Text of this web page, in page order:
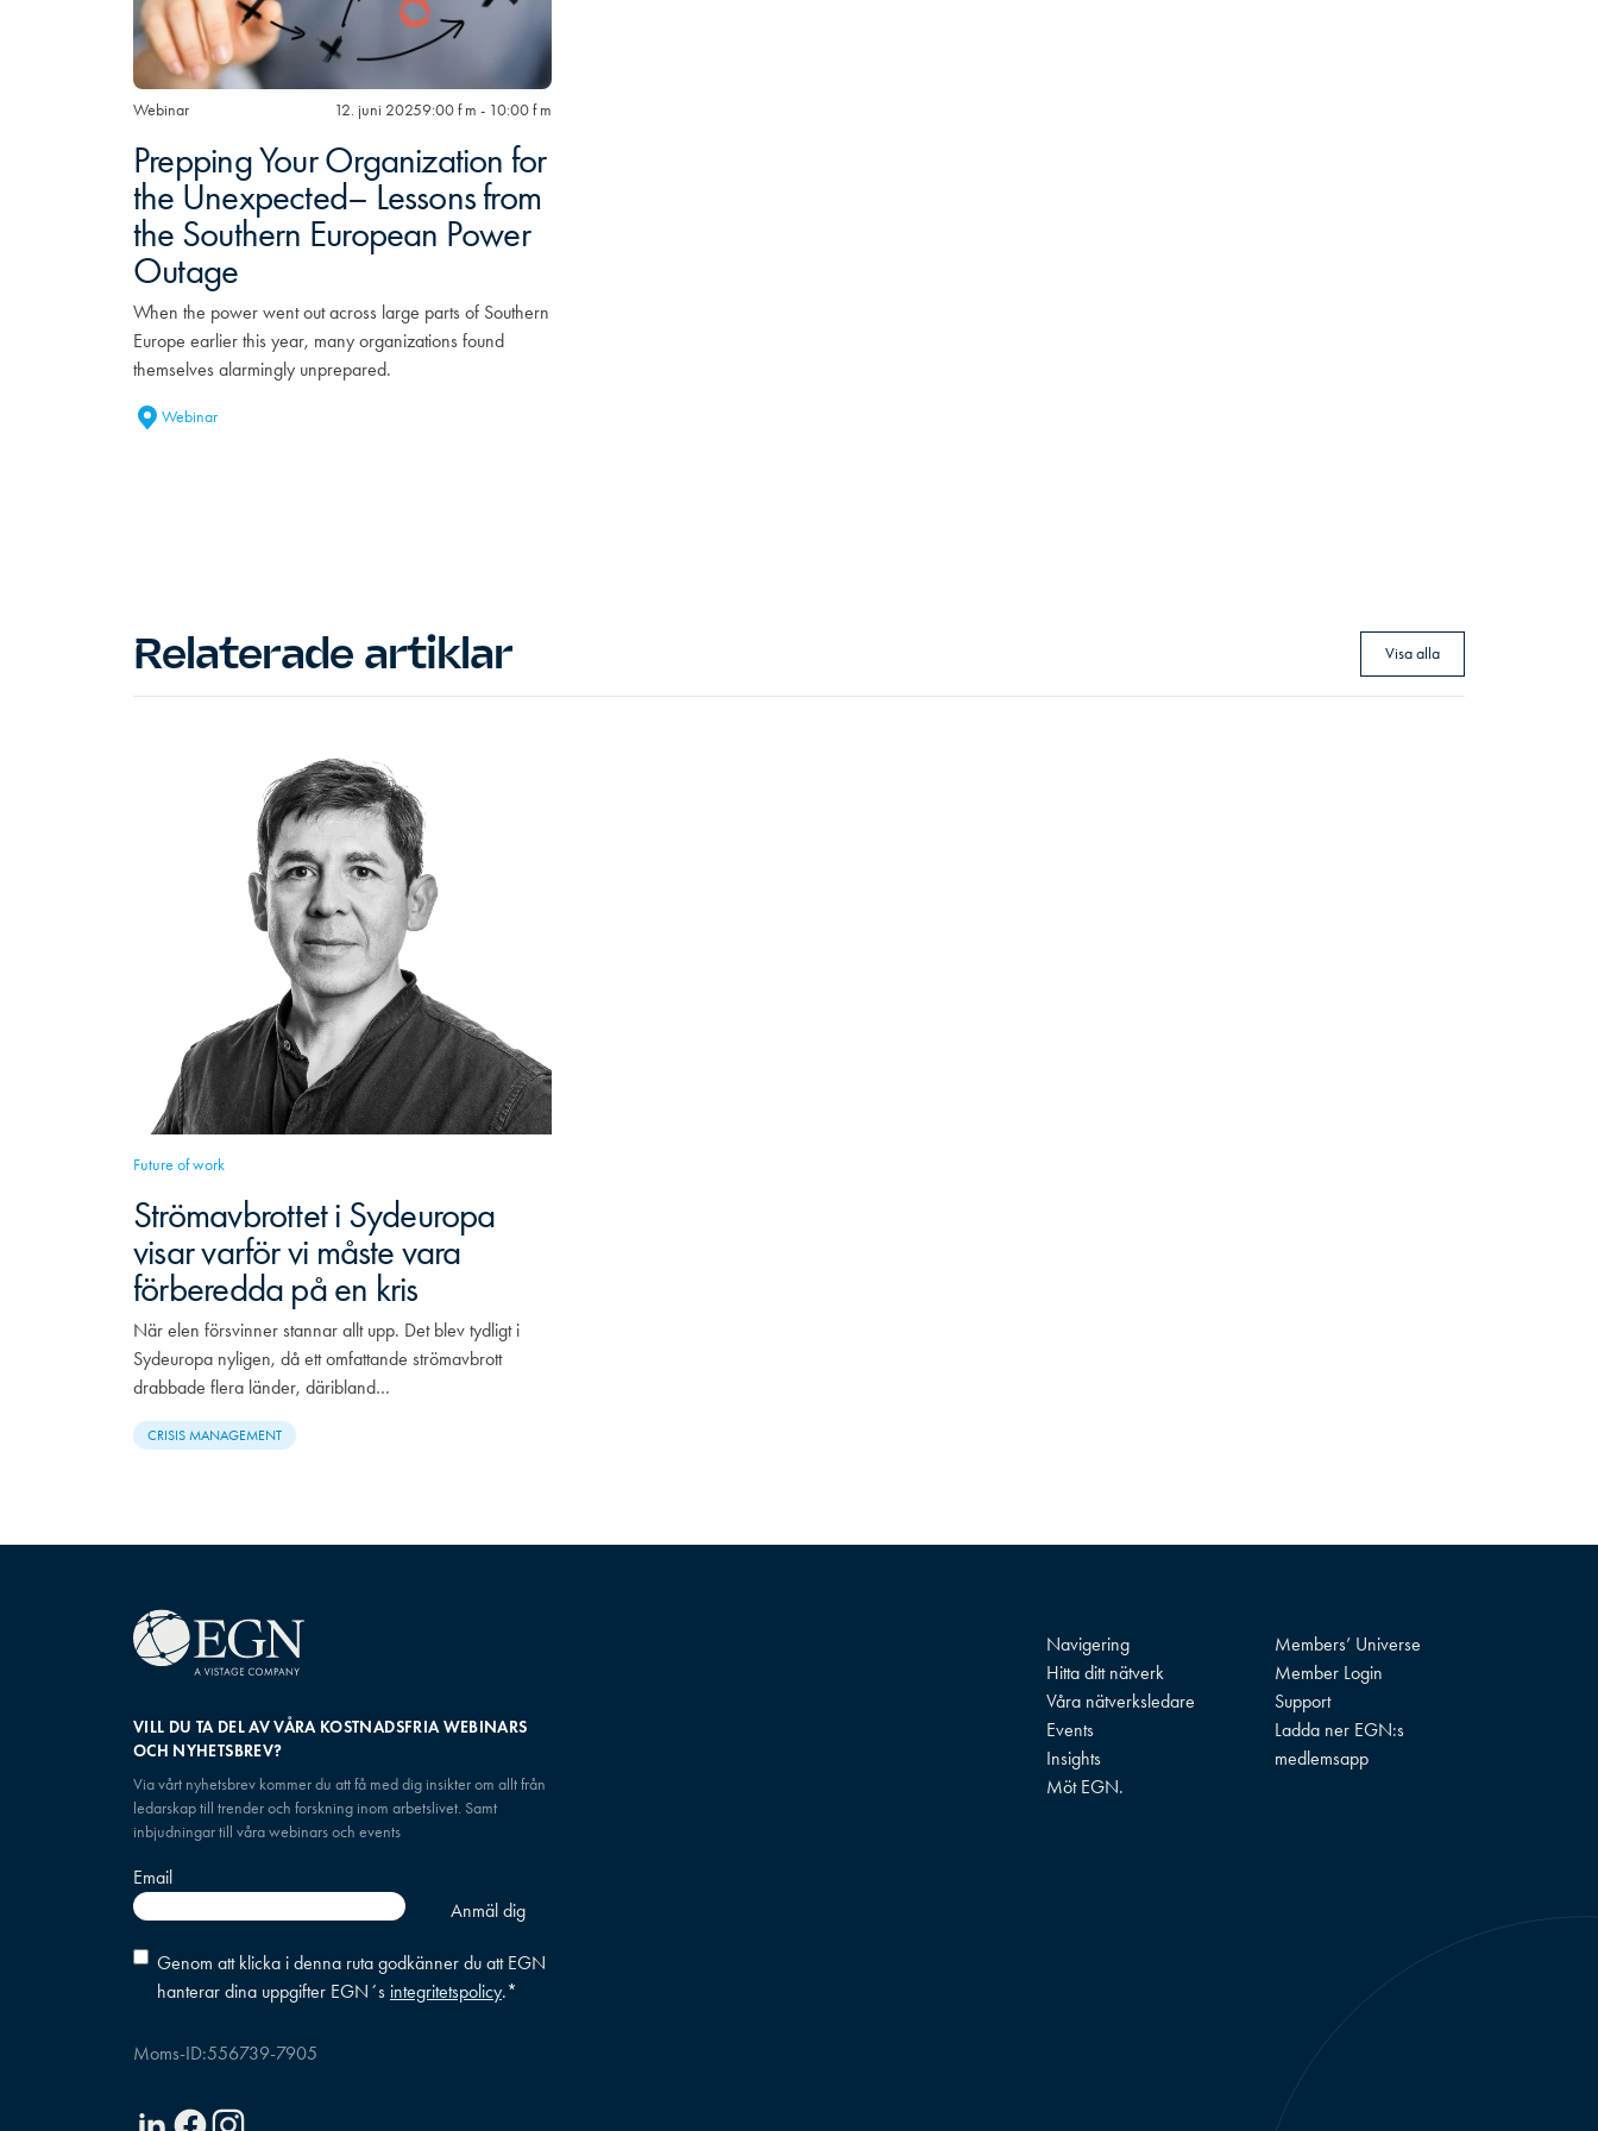
Webinar 12. juni 20259:00 f m - 10:00 f m
Prepping Your Organization for
the Unexpected– Lessons from
the Southern European Power
Outage
When the power went out across large parts of Southern
Europe earlier this year, many organizations found
themselves alarmingly unprepared.
Webinar
Relaterade artiklar Visa alla
Future of work
Strömavbrottet i Sydeuropa
visar varför vi måste vara
förberedda på en kris
När elen försvinner stannar allt upp. Det blev tydligt i
Sydeuropa nyligen, då ett omfattande strömavbrott
drabbade flera länder, däribland…
CRISIS MANAGEMENT
VILL DU TA DEL AV VÅRA KOSTNADSFRIA WEBINARS
OCH NYHETSBREV?
Via vårt nyhetsbrev kommer du att få med dig insikter om allt från
ledarskap till trender och forskning inom arbetslivet. Samt
inbjudningar till våra webinars och events
Email
Consent*
Genom att klicka i denna ruta godkänner du att EGN
hanterar dina uppgifter EGN´s integritetspolicy.*
Moms-ID:556739-7905
LinkedinFacebookInstagram
Navigering
Hitta ditt nätverk
Våra nätverksledare
Events
Insights
Möt EGN.
Members’ Universe
Member Login
Support
Ladda ner EGN:s
medlemsapp